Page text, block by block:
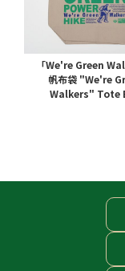
「We're Green
帆布袋 "We're
Walkers" Tote